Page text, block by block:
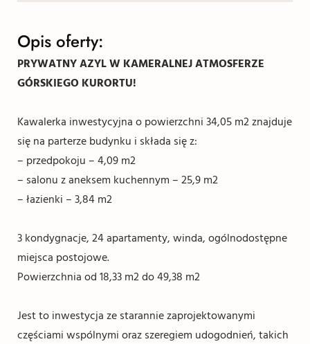
Opis oferty:
PRYWATNY AZYL W KAMERALNEJ ATMOSFERZE
GÓRSKIEGO KURORTU!
Kawalerka inwestycyjna o powierzchni 34,05 m2 znajduje
się na parterze budynku i składa się z:
– przedpokoju – 4,09 m2
– salonu z aneksem kuchennym – 25,9 m2
– łazienki – 3,84 m2
3 kondygnacje, 24 apartamenty, winda, ogólnodostępne
miejsca postojowe.
Powierzchnia od 18,33 m2 do 49,38 m2
Jest to inwestycja ze starannie zaprojektowanymi
częściami wspólnymi oraz szeregiem udogodnień, takich